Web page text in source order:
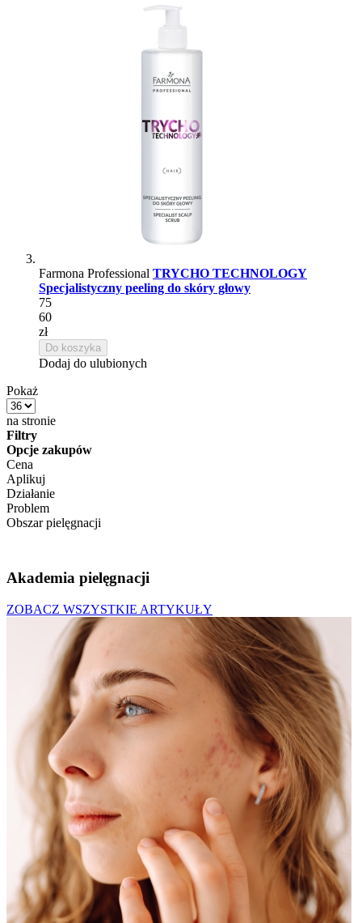
Farmona Professional TRYCHO TECHNOLOGY
Specjalistyczny peeling do skóry głowy
75
60
zł
Do koszyka
Dodaj do ulubionych
Pokaż
na stronie
Filtry
Opcje zakupów
Cena
Aplikuj
Działanie
Problem
Obszar pielęgnacji
Akademia pielęgnacji
ZOBACZ WSZYSTKIE ARTYKUŁY